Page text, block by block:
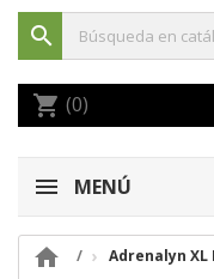
search
shopping_cart (0)
MENÚ

Adrenalyn XL